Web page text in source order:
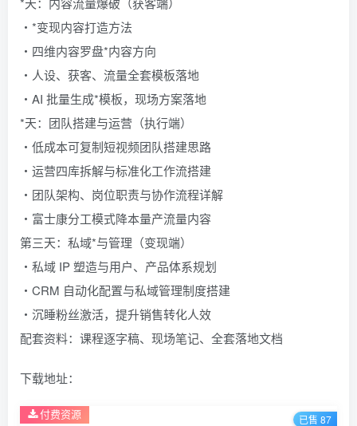
・*变现内容打造方法
・四维内容罗盘*内容方向
・人设、获客、流量全套模板落地
・AI 批量生成*模板，现场方案落地
*天：团队搭建与运营（执行端）
・低成本可复制短视频团队搭建思路
・运营四库拆解与标准化工作流搭建
・团队架构、岗位职责与协作流程详解
・富士康分工模式降本量产流量内容
第三天：私域*与管理（变现端）
・私域 IP 塑造与用户、产品体系规划
・CRM 自动化配置与私域管理制度搭建
・沉睡粉丝激活，提升销售转化人效
配套资料：课程逐字稿、现场笔记、全套落地文档
下载地址：
付费资源 已售 87